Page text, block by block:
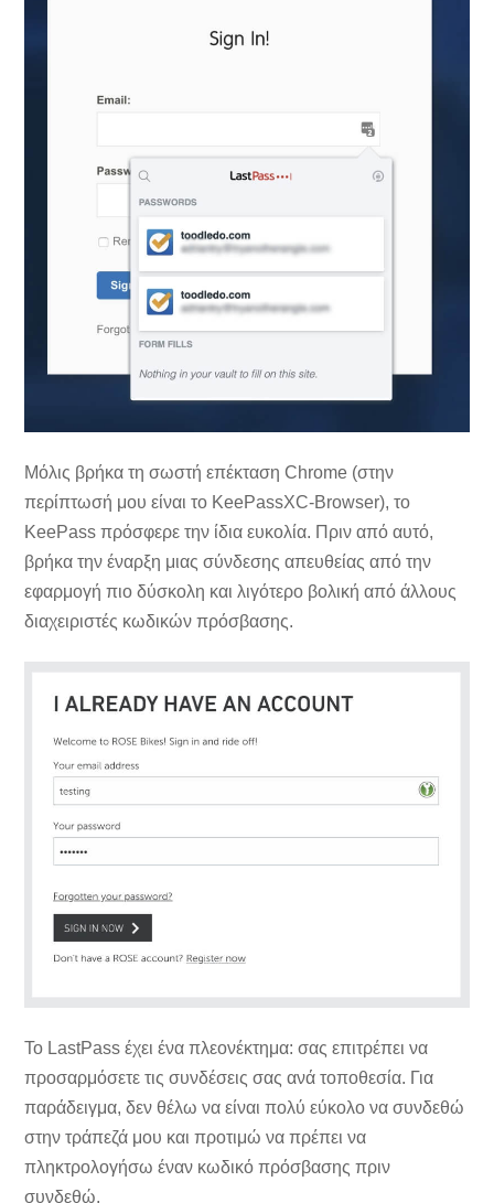
Μόλις βρήκα τη σωστή επέκταση Chrome (στην
περίπτωσή μου είναι το KeePassXC-Browser), το
KeePass πρόσφερε την ίδια ευκολία. Πριν από αυτό,
βρήκα την έναρξη μιας σύνδεσης απευθείας από την
εφαρμογή πιο δύσκολη και λιγότερο βολική από άλλους
διαχειριστές κωδικών πρόσβασης.
Το LastPass έχει ένα πλεονέκτημα: σας επιτρέπει να
προσαρμόσετε τις συνδέσεις σας ανά τοποθεσία. Για
παράδειγμα, δεν θέλω να είναι πολύ εύκολο να συνδεθώ
στην τράπεζά μου και προτιμώ να πρέπει να
πληκτρολογήσω έναν κωδικό πρόσβασης πριν
συνδεθώ.